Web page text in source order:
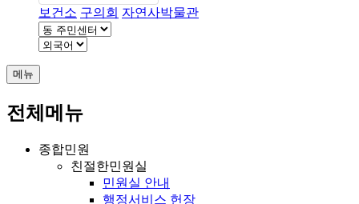
보건소 구의회 자연사박물관
메뉴
전체메뉴
종합민원
친절한민원실
민원실 안내
행정서비스 헌장